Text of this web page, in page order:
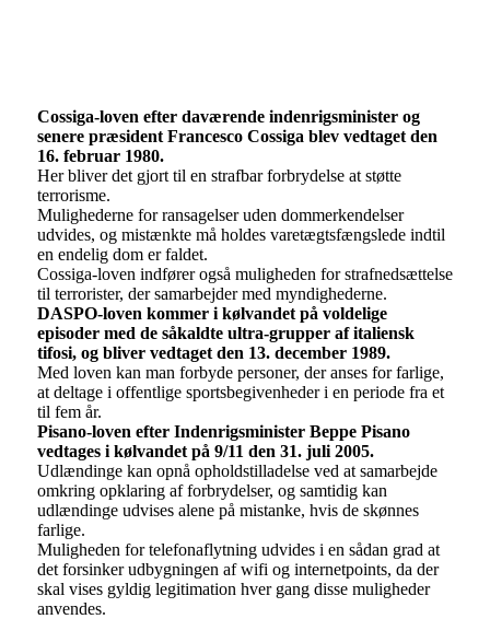
Cossiga-loven efter daværende indenrigsminister og
senere præsident Francesco Cossiga blev vedtaget den
16. februar 1980.
Her bliver det gjort til en strafbar forbrydelse at støtte
terrorisme.
Mulighederne for ransagelser uden dommerkendelser
udvides, og mistænkte må holdes varetægtsfængslede indtil
en endelig dom er faldet.
Cossiga-loven indfører også muligheden for strafnedsættelse
til terrorister, der samarbejder med myndighederne.
DASPO-loven kommer i kølvandet på voldelige
episoder med de såkaldte ultra-grupper af italiensk
tifosi, og bliver vedtaget den 13. december 1989.
Med loven kan man forbyde personer, der anses for farlige,
at deltage i offentlige sportsbegivenheder i en periode fra et
til fem år.
Pisano-loven efter Indenrigsminister Beppe Pisano
vedtages i kølvandet på 9/11 den 31. juli 2005.
Udlændinge kan opnå opholdstilladelse ved at samarbejde
omkring opklaring af forbrydelser, og samtidig kan
udlændinge udvises alene på mistanke, hvis de skønnes
farlige.
Muligheden for telefonaflytning udvides i en sådan grad at
det forsinker udbygningen af wifi og internetpoints, da der
skal vises gyldig legitimation hver gang disse muligheder
anvendes.